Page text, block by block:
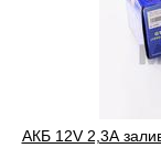
АКБ 12V 2,3А